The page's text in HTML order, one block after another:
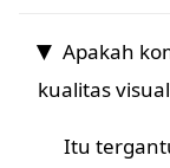
Apakah
kualitas
Itu